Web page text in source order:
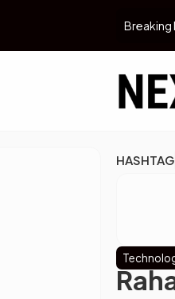
Breaking
HASHTAG